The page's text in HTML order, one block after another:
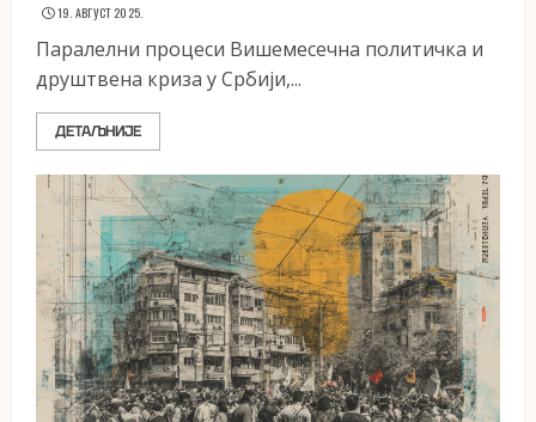
19. АВГУСТ 2025.
Паралелни процеси Вишемесечна политичка и
друштвена криза у Србији,...
ДЕТАЉНИЈЕ